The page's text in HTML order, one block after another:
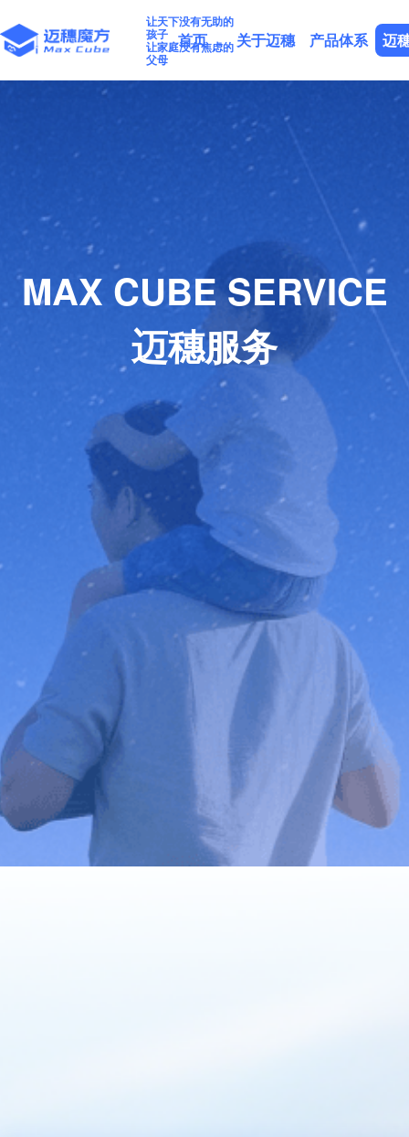
让天下没有无助的
孩子
让家庭没有焦虑的
父母
首页 关于迈穗 产品体系 迈
MAX CUBE SERVICE
迈穗服务